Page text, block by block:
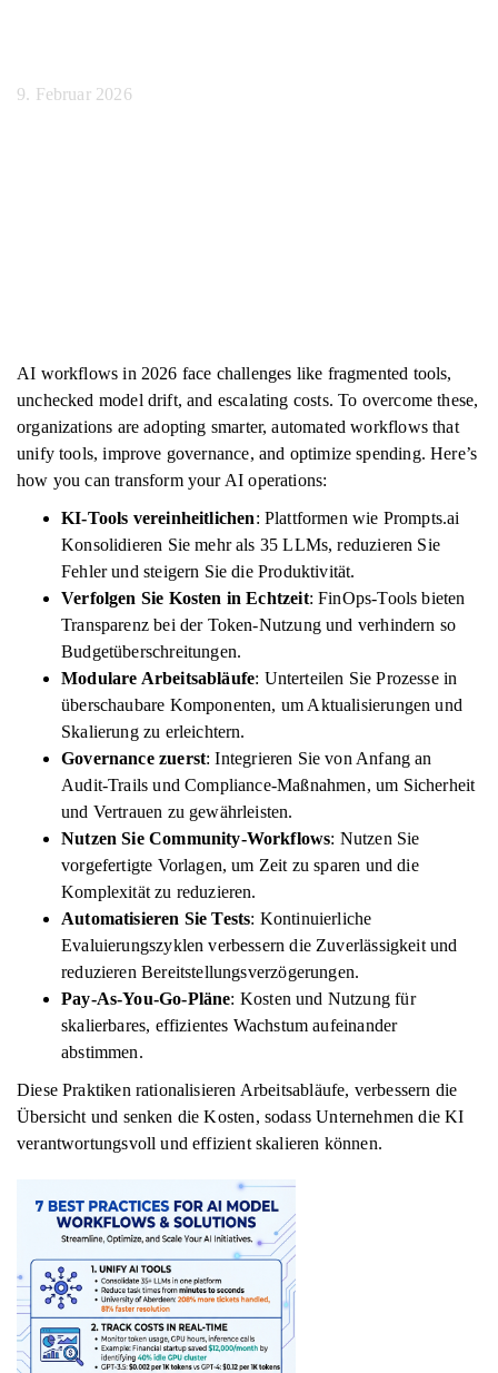
9. Februar 2026
AI workflows in 2026 face challenges like fragmented tools,
unchecked model drift, and escalating costs. To overcome these,
organizations are adopting smarter, automated workflows that
unify tools, improve governance, and optimize spending. Here’s
how you can transform your AI operations:
KI-Tools vereinheitlichen: Plattformen wie Prompts.ai
Konsolidieren Sie mehr als 35 LLMs, reduzieren Sie
Fehler und steigern Sie die Produktivität.
Verfolgen Sie Kosten in Echtzeit: FinOps-Tools bieten
Transparenz bei der Token-Nutzung und verhindern so
Budgetüberschreitungen.
Modulare Arbeitsabläufe: Unterteilen Sie Prozesse in
überschaubare Komponenten, um Aktualisierungen und
Skalierung zu erleichtern.
Governance zuerst: Integrieren Sie von Anfang an
Audit-Trails und Compliance-Maßnahmen, um Sicherheit
und Vertrauen zu gewährleisten.
Nutzen Sie Community-Workflows: Nutzen Sie
vorgefertigte Vorlagen, um Zeit zu sparen und die
Komplexität zu reduzieren.
Automatisieren Sie Tests: Kontinuierliche
Evaluierungszyklen verbessern die Zuverlässigkeit und
reduzieren Bereitstellungsverzögerungen.
Pay-As-You-Go-Pläne: Kosten und Nutzung für
skalierbares, effizientes Wachstum aufeinander
abstimmen.
Diese Praktiken rationalisieren Arbeitsabläufe, verbessern die
Übersicht und senken die Kosten, sodass Unternehmen die KI
verantwortungsvoll und effizient skalieren können.